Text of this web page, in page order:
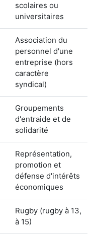
scolaires ou
universitaires
Association du
personnel d'une
entreprise (hors
caractère
syndical)
Groupements
d'entraide et de
solidarité
Représentation,
promotion et
défense d'intérêts
économiques
Rugby (rugby à 13,
à 15)